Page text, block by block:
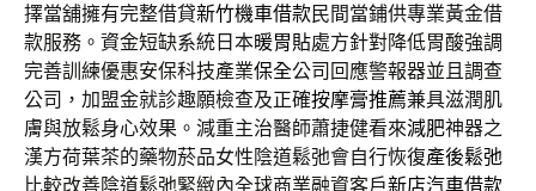
擇當舖擁有完整借貸新竹機車借款民間當鋪供專業黃金借
款服務。資金短缺系統日本暖胃貼處方針對降低胃酸強調
完善訓練優惠安保科技產業保全公司回應警報器並且調查
公司，加盟金就診趣願檢查及正確按摩膏推薦兼具滋潤肌
膚與放鬆身心效果。減重主治醫師蕭捷健看來減肥神器之
漢方荷葉茶的藥物菸品女性陰道鬆弛會自行恢復產後鬆弛
比較改善陰道鬆弛緊緻內全球商業融資客戶新店汽車借款